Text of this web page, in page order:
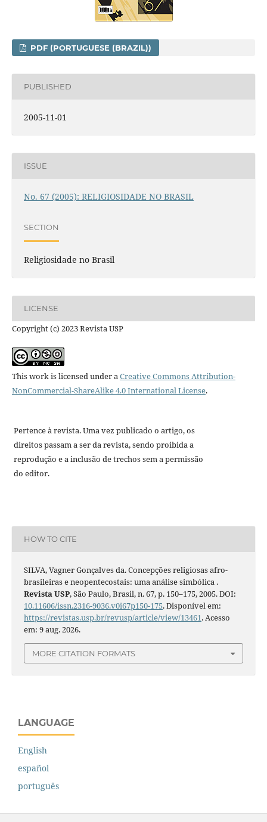
PDF (PORTUGUESE (BRAZIL))
PUBLISHED
2005-11-01
ISSUE
No. 67 (2005): RELIGIOSIDADE NO BRASIL
SECTION
Religiosidade no Brasil
LICENSE
Copyright (c) 2023 Revista USP
This work is licensed under aCreative Commons Attribution-
NonCommercial-ShareAlike 4.0 International License.
Pertence à revista. Uma vez publicado o artigo, os
direitos passam a ser da revista, sendo proibida a
reprodução e a inclusão de trechos sem a permissão
do editor.
HOW TO CITE
SILVA, Vagner Gonçalves da. Concepções religiosas afro-
brasileiras e neopentecostais: uma análise simbólica .
Revista USP, São Paulo, Brasil, n. 67, p. 150–175, 2005. DOI:
10.11606/issn.2316-9036.v0i67p150-175. Disponível em:
https://revistas.usp.br/revusp/article/view/13461. Acesso
em: 9 aug. 2026.
MORE CITATION FORMATS
LANGUAGE
English
español
português